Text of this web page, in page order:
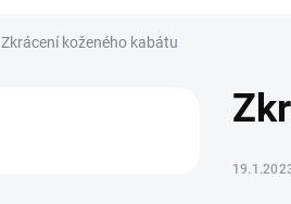
Zkrácení koženého kabátu